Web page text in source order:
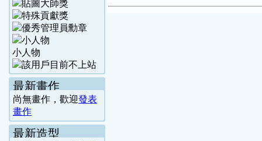
小人物
最新畫作
尚無畫作，歡迎發表
畫作
最新造型